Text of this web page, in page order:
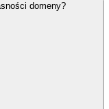
domeny?